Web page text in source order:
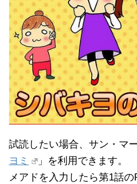
試読したい場合、サン・マ
ヨミ
」を利用できます。
メアドを入力したら第1話の